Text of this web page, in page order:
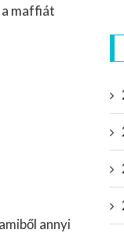
a maffiát
annyi